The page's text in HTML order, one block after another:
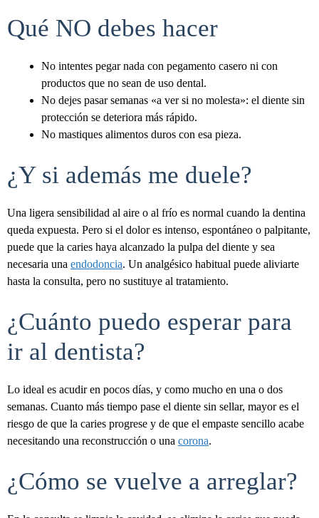
Qué NO debes hacer
No intentes pegar nada con pegamento casero ni con
productos que no sean de uso dental.
No dejes pasar semanas «a ver si no molesta»: el diente sin
protección se deteriora más rápido.
No mastiques alimentos duros con esa pieza.
¿Y si además me duele?
Una ligera sensibilidad al aire o al frío es normal cuando la dentina
queda expuesta. Pero si el dolor es intenso, espontáneo o palpitante,
puede que la caries haya alcanzado la pulpa del diente y sea
necesaria una endodoncia. Un analgésico habitual puede aliviarte
hasta la consulta, pero no sustituye al tratamiento.
¿Cuánto puedo esperar para
ir al dentista?
Lo ideal es acudir en pocos días, y como mucho en una o dos
semanas. Cuanto más tiempo pase el diente sin sellar, mayor es el
riesgo de que la caries progrese y de que el empaste sencillo acabe
necesitando una reconstrucción o una corona.
¿Cómo se vuelve a arreglar?